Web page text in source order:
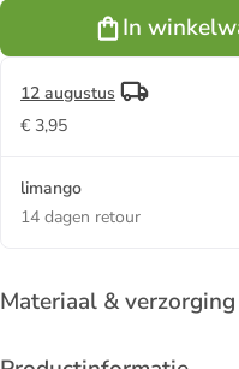
In
12 augustus
€ 3,95
limango
14 dagen retour
Materiaal & verzorging